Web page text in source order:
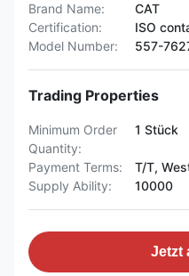
Brand Name:
CAT
Certification:
ISO
Model Number:
557-
Trading Properties
Minimum Order
Quantity:
1 Stück
Payment Terms:
T/T,
Supply Ability:
10000
Jetzt